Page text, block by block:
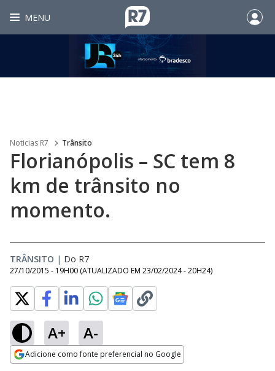
MENU
Noticias R7 Trânsito
Florianópolis – SC tem 8
km de trânsito no
momento.
TRÂNSITO | Do R7
27/10/2015 - 19H00 (ATUALIZADO EM 23/02/2024 - 20H24)
A+ A-
Adicione como fonte preferencial no Google